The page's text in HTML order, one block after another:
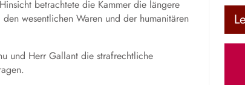
betrachtete die Kammer die längere
wesentlichen Waren und der humanitären
und Herr Gallant die strafrechtliche